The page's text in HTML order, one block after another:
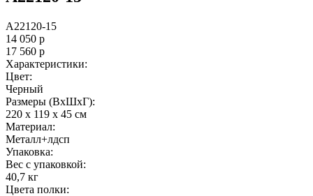
A22120-15
14 050 р
17 560 р
Характеристики:
Цвет:
Черный
Размеры (ВxШxГ):
220 x 119 x 45 см
Материал:
Металл+лдсп
Упаковка:
Вес с упаковкой:
40,7 кг
Цвета полки: